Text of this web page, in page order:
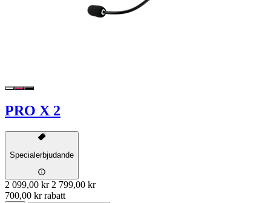
PRO X 2
Specialerbjudande
2 099,00 kr 2 799,00 kr
700,00 kr rabatt